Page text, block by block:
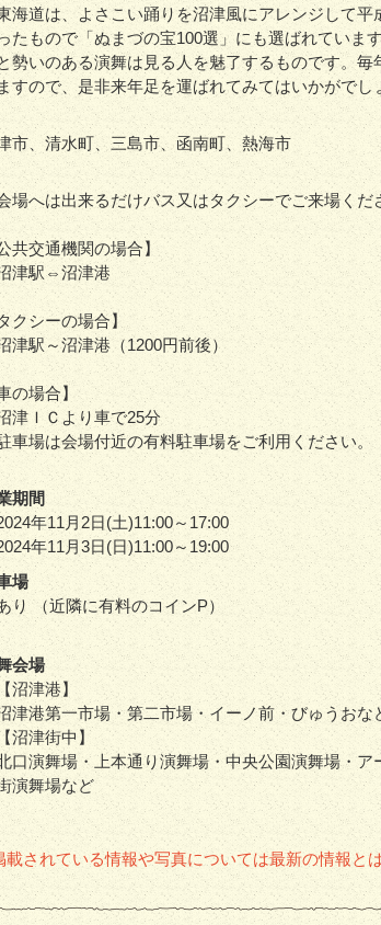
海道は、よさこい踊りを沼津風にアレンジして平
たもので「ぬまづの宝100選」にも選ばれていま
勢いのある演舞は見る人を魅了するものです。毎
すので、是非来年足を運ばれてみてはいかがでし
市、清水町、三島市、函南町、熱海市
場へは出来るだけバス又はタクシーでご来場くだ
公共交通機関の場合】
津駅⇔沼津港
クシーの場合】
津駅～沼津港（1200円前後）
の場合】
津ＩＣより車で25分
車場は会場付近の有料駐車場をご利用ください。
期間
年11月2日(土)11:00～17:00
年11月3日(日)11:00～19:00
場
り （近隣に有料のコインP）
会場
【沼津港】
津港第一市場・第二市場・イーノ前・びゅうおな
【沼津街中】
口演舞場・上本通り演舞場・中央公園演舞場・ア
演舞場など
されている情報や写真については最新の情報と